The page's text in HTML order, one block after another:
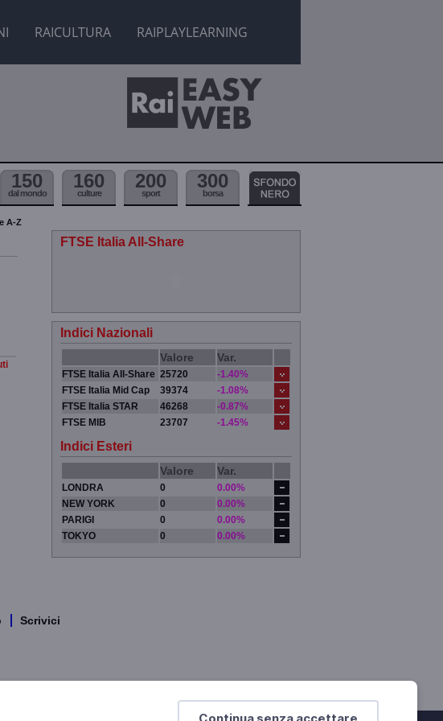
RAICULTURA RAIPLAYLEARNING
Continua senza accettare
150
dal mondo
160
culture
200
sport
300
borsa
A-Z
FTSE Italia All-Share
Indici Nazionali
Valore Var.
FTSE Italia All-Share 25720
-1.40%
FTSE Italia Mid Cap
39374
-1.08%
FTSE Italia STAR
46268
-0.87%
FTSE MIB
23707 -1.45%
Indici Esteri
Valore Var.
LONDRA 0
0.00%
NEW YORK
0
0.00%
PARIGI
0
0.00%
TOKYO
0 0.00%
Scrivici